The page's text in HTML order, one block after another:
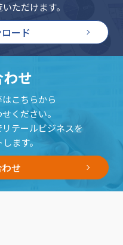
ただけます。
ード
せ
こちらから
ください。
テールビジネスを
ます。
せ